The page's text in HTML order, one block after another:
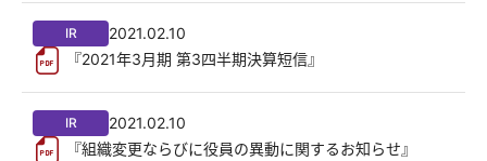
IR
2021.02.10
『2021年3月期 第3四半期決算短信』
IR
2021.02.10
『組織変更ならびに役員の異動に関するお知らせ』